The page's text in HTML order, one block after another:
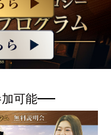
可能